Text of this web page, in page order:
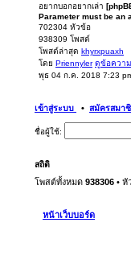
อยากบอกอยากเล่า
Parameter must be an
702304 หัวข้อ
938309 โพสต์
โพสต์ล่าสุด khyrxpuaxh
โดย Priennyler ดูข้อควา
พุธ 04 ก.ค. 2018 7:23
เข้าสู่ระบบ • สมัครสมา
ชื่อผู้ใช้:
สถิติ
โพสต์ทั้งหมด 938306 • หั
หน้าเว็บบอร์ด